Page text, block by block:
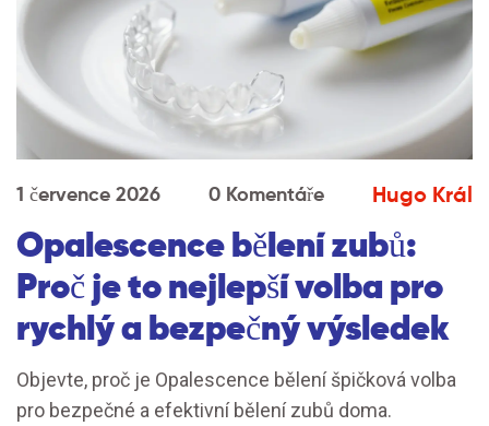
1 července 2026 0 Komentáře Hugo Král
Opalescence bělení zubů:
Proč je to nejlepší volba pro
rychlý a bezpečný výsledek
Objevte, proč je Opalescence bělení špičková volba
pro bezpečné a efektivní bělení zubů doma.